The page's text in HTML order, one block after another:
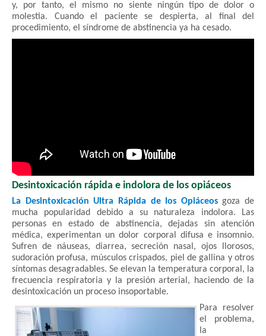
y, por tanto, el mismo no siente ningún tipo de dolor o
molestia. Cuando el paciente se despierta, al final del
procedimiento, el síndrome de abstinencia ya ha cesado.
Desintoxicación rápida e indolora de los opiáceos
La Desintoxicación Ultra Rápida de los Opiáceosgoza de
mucha popularidad debido a su naturaleza indolora. Las
personas en estado de abstinencia, dejadas sin atención
médica, experimentan un dolor corporal difusa e insomnio.
Sufren de náuseas, diarrea, secreción nasal, ojos llorosos,
sudoración profusa, músculos crispados, piel de gallina y otros
síntomas desagradables. Se elevan la temperatura corporal, la
frecuencia respiratoria y la presión arterial, haciendo de la
desintoxicación un proceso insoportable.
Para resolver
el problema,
la